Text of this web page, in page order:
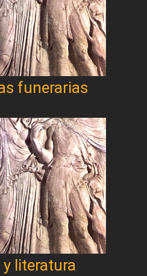
funerarias
y literatura